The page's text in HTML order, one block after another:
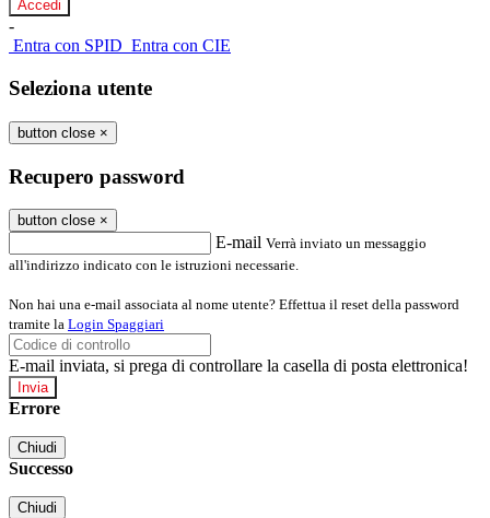
-
Entra con SPID Entra con CIE
Seleziona utente
button close ×
Recupero password
button close ×
E-mail Verrà inviato un messaggio
all'indirizzo indicato con le istruzioni necessarie.
Non hai una e-mail associata al nome utente? Effettua il reset della password
tramite la Login Spaggiari
E-mail inviata, si prega di controllare la casella di posta elettronica!
Errore
Chiudi
Successo
Chiudi